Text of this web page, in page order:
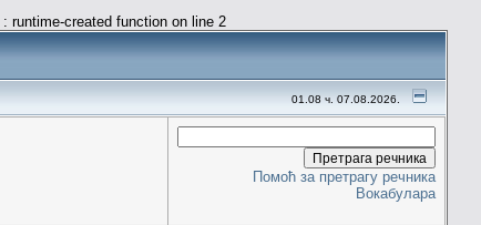
runtime-created function on line 2
01.08 ч. 07.08.2026.
Помоћ за претрагу речника
Вокабулара